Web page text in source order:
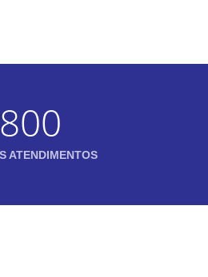
800
ATENDIMENTOS